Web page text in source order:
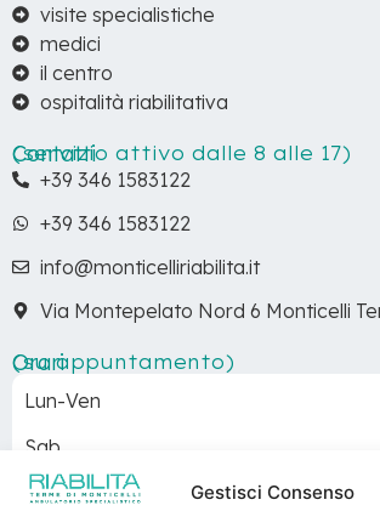
Gestisci Consenso
visite specialistiche
medici
il centro
ospitalità riabilitativa
Contatti
(servizio attivo dalle 8 alle 17)
+39 346 1583122
+39 346 1583122
info@monticelliriabilita.it
Via Montepelato Nord 6 Monticelli
Orari
(su appuntamento)
Lun-Ven
Sab
Dom